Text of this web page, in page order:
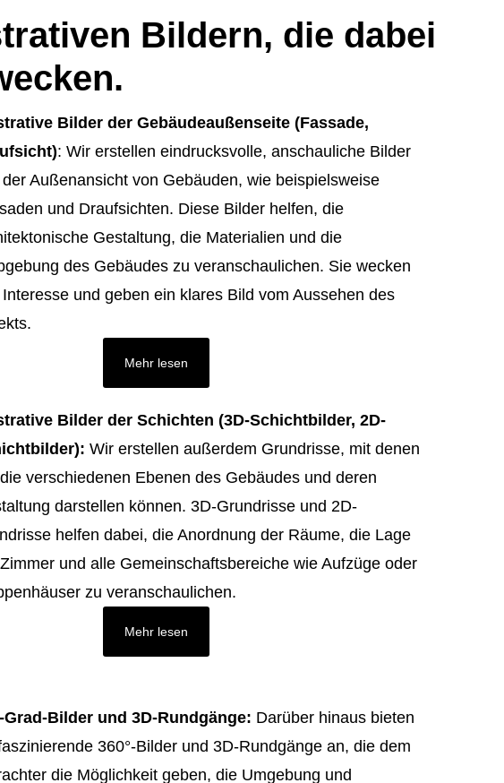
Bildern, die dabei
Bilder der Gebäudeaußenseite (Fassade,
: Wir erstellen eindrucksvolle, anschauliche Bilder
Außenansicht von Gebäuden, wie beispielsweise
und Draufsichten. Diese Bilder helfen, die
Gestaltung, die Materialien und die
des Gebäudes zu veranschaulichen. Sie wecken
und geben ein klares Bild vom Aussehen des
Mehr lesen
Bilder der Schichten (3D-Schichtbilder, 2D-
Wir erstellen außerdem Grundrisse, mit denen
verschiedenen Ebenen des Gebäudes und deren
darstellen können. 3D-Grundrisse und 2D-
helfen dabei, die Anordnung der Räume, die Lage
und alle Gemeinschaftsbereiche wie Aufzüge oder
zu veranschaulichen.
Mehr lesen
Grad-Bilder und 3D-Rundgänge: Darüber hinaus bieten
360°-Bilder und 3D-Rundgänge an, die dem
die Möglichkeit geben, die Umgebung und